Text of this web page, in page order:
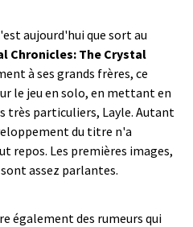
aujourd'hui que sort au
Chronicles: The Crystal
à ses grands frères, ce
le jeu en solo, en mettant en
très particuliers, Layle. Autant
du titre n'a
repos. Les premières images,
assez parlantes.
également des rumeurs qui